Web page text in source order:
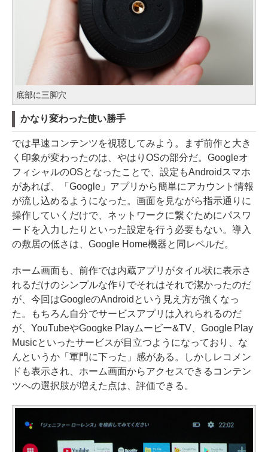
底部に三脚穴
かなり変わった使い勝手
では早速コンテンツを視聴してみよう。まず前作と大き
く印象が変わったのは、やはりOSの部分だ。Googleオ
フィシャルのOSとなったことで、設定もAndroidスマホ
があれば、「Google」アプリから簡単にアカウント情報
が流し込めるようになった。画面を見ながら指示通りに
操作していくだけで、ネットワークに繋ぐためにパスワ
ードを入力したりといった設定を行う必要もない。導入
の敷居の低さは、Google Home機器と同レベルだ。
ホーム画面も、前作では内蔵アプリがタイル状に表示さ
れるだけのシンプルな作りでそれはそれで潔かったのだ
が、今回はGoogleのAndroidという見え方が強くなっ
た。もちろん自分でサービスアプリは入れられるのだ
が、YouTubeやGoogke Playムービー&TV、Google Play
Musicといったサービスが目立つようになっており、な
んというか「軍門に下った」感がある。しかしレコメン
ドも表示され、ホーム画面からアクセスできるコンテン
ツへの選択肢が増えた点は、評価できる。